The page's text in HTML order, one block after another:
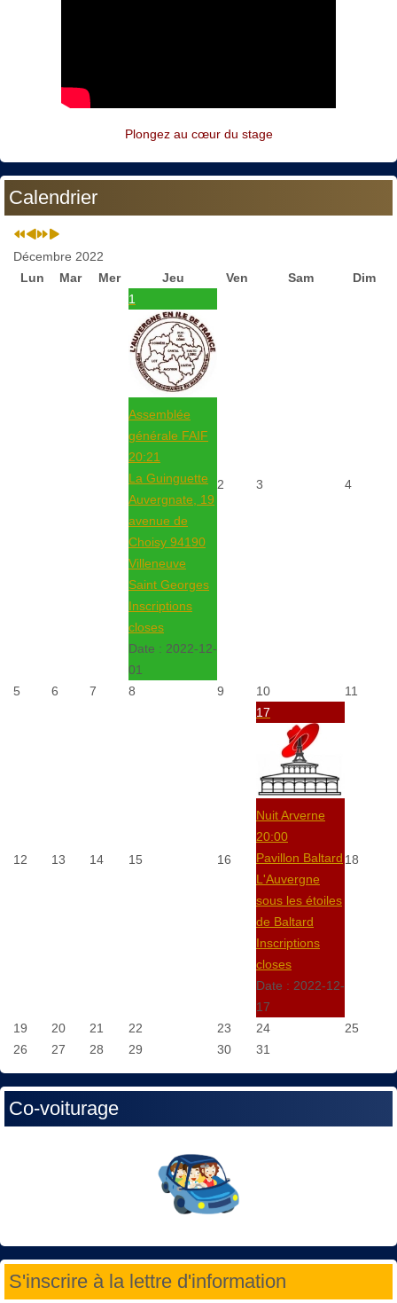
Plongez au cœur du stage
Calendrier
Décembre 2022
Lun
Mar Mer Jeu Ven Sam
Dim
1
Assemblée
générale FAIF
20:21
La Guinguette
Auvergnate, 19
avenue de
Choisy 94190
Villeneuve
Saint Georges
Inscriptions
closes
Date : 2022-12-
01
2 3 4
5 6 7 8 9 10 11
12 13 14 15 16
17
Nuit Arverne
20:00
Pavillon Baltard
L'Auvergne
sous les étoiles
de Baltard
Inscriptions
closes
Date : 2022-12-
17
18
19 20 21 22 23 24
25
26
27 28 29 30 31
Co-voiturage
S'inscrire à la lettre d'information